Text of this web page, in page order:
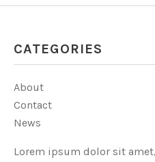
CATEGORIES
About
Contact
News
Lorem ipsum dolor sit